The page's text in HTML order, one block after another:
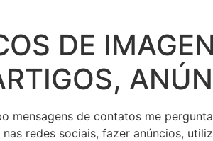
DE
mensagens de contatos me
redes sociais, fazer anúncios,